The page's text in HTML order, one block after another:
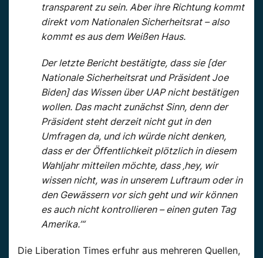
transparent zu sein. Aber ihre Richtung kommt
direkt vom Nationalen Sicherheitsrat – also
kommt es aus dem Weißen Haus.
Der letzte Bericht bestätigte, dass sie [der
Nationale Sicherheitsrat und Präsident Joe
Biden] das Wissen über UAP nicht bestätigen
wollen. Das macht zunächst Sinn, denn der
Präsident steht derzeit nicht gut in den
Umfragen da, und ich würde nicht denken,
dass er der Öffentlichkeit plötzlich in diesem
Wahljahr mitteilen möchte, dass ‚hey, wir
wissen nicht, was in unserem Luftraum oder in
den Gewässern vor sich geht und wir können
es auch nicht kontrollieren – einen guten Tag
Amerika.’“
Die Liberation Times erfuhr aus mehreren Quellen,